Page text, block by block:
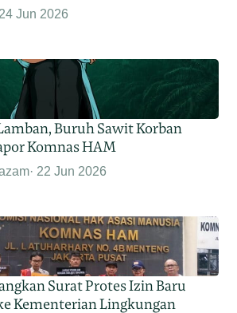
24 Jun 2026
Buruh Sawit Korban
Komnas HAM
22 Jun 2026
Surat Protes Izin Baru
Kementerian Lingkungan